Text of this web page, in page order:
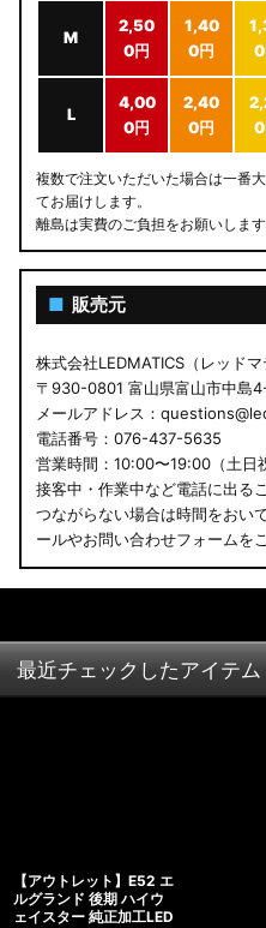
M
2,50
0円
1,40
0円
0
L
4,00
0円
2,40
0円
0
複数で注文いただいた場合は一番
てお届けします。
離島は実費のご負担をお願いします
■ 販売元
株式会社LEDMATICS（レッドマ
〒930-0801 富山県富山市中島
メールアドレス：
電話番号：076-437-5635
営業時間：10:00〜19:00（土日
接客中・作業中など電話に出る
つながらない場合は時間をおい
ールやお問い合わせフォームを
最近チェックしたアイテム
【アウトレット】E52 エ
ルグランド 後期 ハイウ
ェイスター 純正加工LED